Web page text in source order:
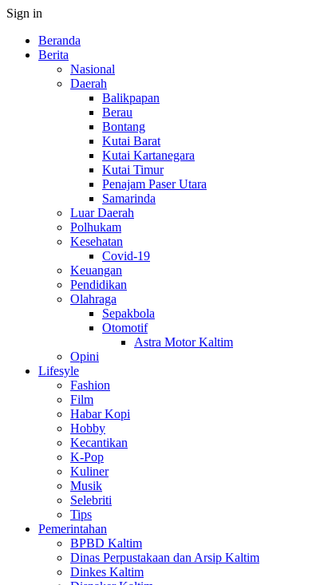
Sign in
Beranda
Berita
Nasional
Daerah
Balikpapan
Berau
Bontang
Kutai Barat
Kutai Kartanegara
Kutai Timur
Penajam Paser Utara
Samarinda
Luar Daerah
Polhukam
Kesehatan
Covid-19
Keuangan
Pendidikan
Olahraga
Sepakbola
Otomotif
Astra Motor Kaltim
Opini
Lifesyle
Fashion
Film
Habar Kopi
Hobby
Kecantikan
K-Pop
Kuliner
Musik
Selebriti
Tips
Pemerintahan
BPBD Kaltim
Dinas Perpustakaan dan Arsip Kaltim
Dinkes Kaltim